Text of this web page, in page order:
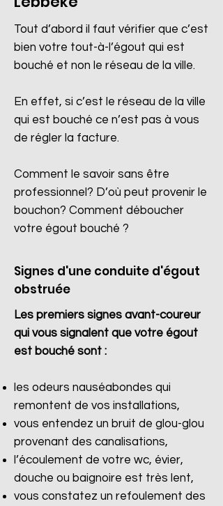
Tout d’abord il faut vérifier que c’est
bien votre tout-à-l’égout qui est
bouché et non le réseau de la ville.
En effet, si c’est le réseau de la ville
qui est bouché ce n’est pas à vous
de régler la facture.
Comment le savoir sans être
professionnel? D’où peut provenir le
bouchon? Comment déboucher
votre égout bouché ?
Signes d'une conduite d'égout
obstruée
Les premiers signes avant-coureur
qui vous signalent que votre égout
est bouché sont :
les odeurs nauséabondes qui
remontent de vos installations,
vous entendez un bruit de glou-glou
provenant des canalisations,
l’écoulement de votre wc, évier,
douche ou baignoire est très lent,
vous constatez un refoulement des